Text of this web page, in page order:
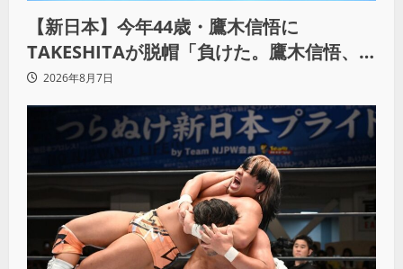
【新日本】今年44歳・鷹木信悟に
TAKESHITAが脱帽「負けた。鷹木信悟、
強いわ！」
2026年8月7日